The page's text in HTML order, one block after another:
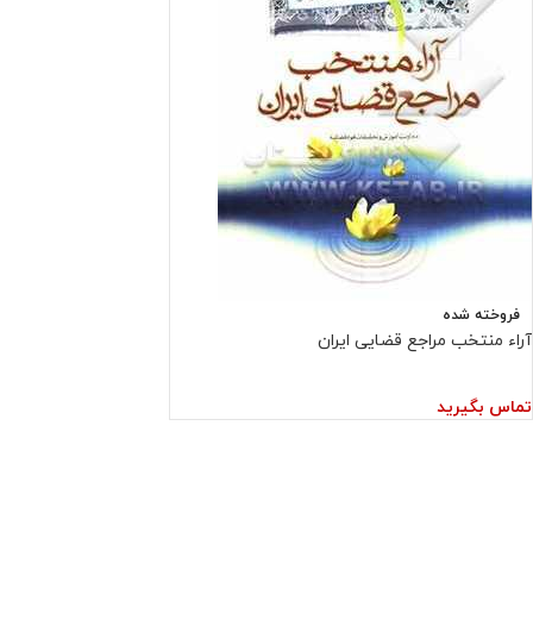
فروخته شده
آراء منتخب مراجع قضایی ایران
تماس بگیرید